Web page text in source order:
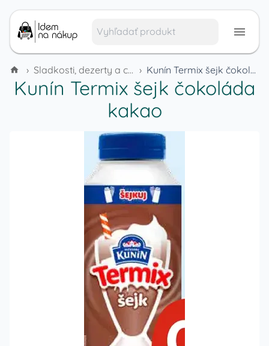
› Sladkosti, dezerty a cukrovinky › Kunín Termix šejk čokoláda kakao
Kunín Termix šejk čokoláda
kakao